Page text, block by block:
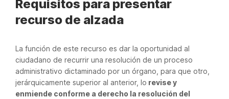
Requisitos para presentar
recurso de alzada
La función de este recurso es dar la oportunidad al
ciudadano de recurrir una resolución de un proceso
administrativo dictaminado por un órgano, para que otro,
jerárquicamente superior al anterior, lo revise y
enmiende conforme a derecho la resolución del